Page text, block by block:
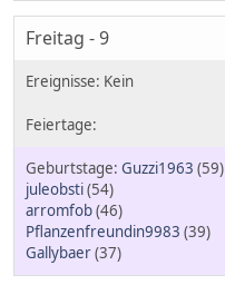
Freitag - 9
Guzzi1963 (59)
juleobsti(54)
arromfob(46)
Pflanzenfreundin9983 (39)
Gallybaer(37)